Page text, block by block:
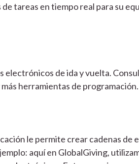
tareas en tiempo real para su
electrónicos de ida y vuelta.
herramientas de programación.
le permite crear cadenas de
aquí en GlobalGiving,